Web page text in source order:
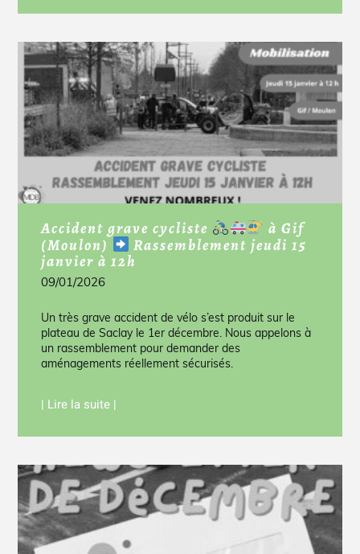
Accident grave cycliste
à Gif
(Moulon)
Rassemblement jeudi 15
janvier à 12h
09/01/2026
Un très grave accident de vélo s’est produit sur le
plateau de Saclay le 1er décembre. Nous appelons à
un rassemblement pour demander des
aménagements réellement sécurisés.
| Lire la suite |